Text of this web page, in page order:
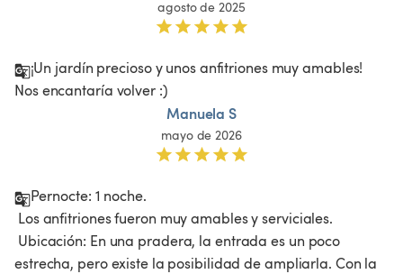
agosto de 2025
¡Un jardín precioso y unos anfitriones muy amables!
Nos encantaría volver :)
Manuela S
mayo de 2026
Pernocte: 1 noche.
estrecha, pero existe la posibilidad de ampliarla. Con la